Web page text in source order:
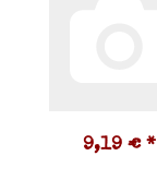
9,19 € *